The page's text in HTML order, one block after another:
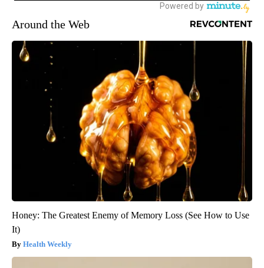
Around the Web
Honey: The Greatest Enemy of Memory Loss (See How to Use
It)
Health Weekly